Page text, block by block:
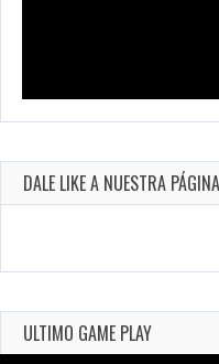
DALE LIKE A NUESTRA
ULTIMO GAME PLAY